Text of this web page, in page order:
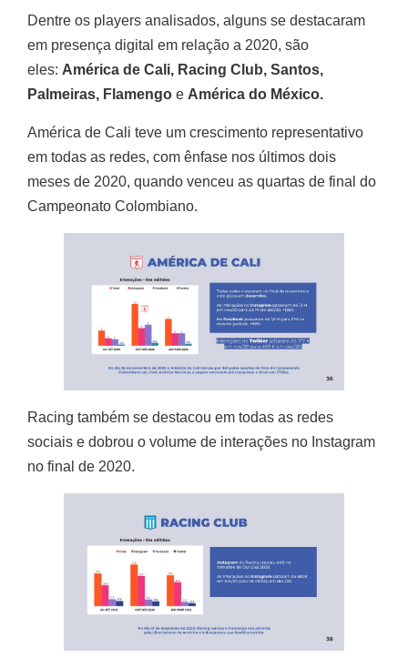
Dentre os players analisados, alguns se destacaram
em presença digital em relação a 2020, são
eles: América de Cali, Racing Club, Santos,
Palmeiras, Flamengo e América do México.
América de Cali teve um crescimento representativo
em todas as redes, com ênfase nos últimos dois
meses de 2020, quando venceu as quartas de final do
Campeonato Colombiano.
Racing também se destacou em todas as redes
sociais e dobrou o volume de interações no Instagram
no final de 2020.